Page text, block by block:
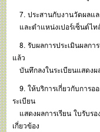
7. ประสานกับงานวัดผลแล
และตำแหน่งเปอร์เซ็นต์ไ
8. รับผลการประเมินผลกา
แล้ว
บันทึกลงในระเบียนแสดงผ
9. ให้บริการเกี่ยวกับการอ
ระเบียน
แสดงผลการเรียน ใบรับร
เกี่ยวข้อง